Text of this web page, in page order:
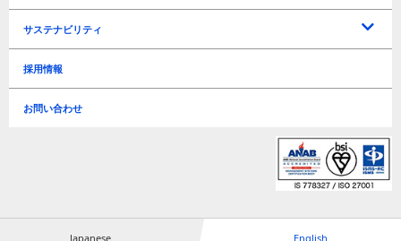
IRリリース
IRカレンダー
経営方針
マーケティングソリューションズ事業戦略
トラベルテック事業戦略
新規事業戦略
ディスクロージャーポリシー
ライブラリー
中期経営計画
決算短信
決算説明資料
有価証券報告書
アニュアルレポート
業績・財務情報
連結経営指標
年度別業績推移
四半期別業績推移
株式情報
株式情報
株主関連
株主総会
配当
IRに関するお問い合わせ
よくあるご質問
電子公告
免責事項
サステナビリティ
サステナビリティ基本方針
リスク管理
事業継続計画基本方針
事業等のリスク
Environment（環境）
TCFD
環境負荷軽減
Social（社会）
情報セキュリティ
ビジネス
人材育成 / 職場環境 / 人権
Governance（ガバナンス）
Governance（ガバナンス）
ESGデータ
GRIガイドライン対照表
編集方針
採用情報
お問い合わせ
Japanese English